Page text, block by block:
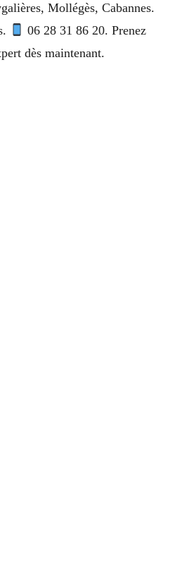
Mollégès, Cabannes.
06 28 31 86 20. Prenez
dès maintenant.